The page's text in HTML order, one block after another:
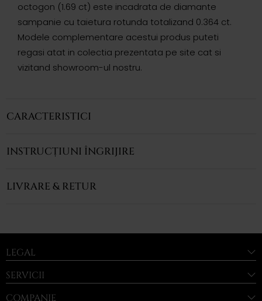
octogon (1.69 ct) este incadrata de diamante
sampanie cu taietura rotunda totalizand 0.364 ct.
Modele complementare acestui produs puteti
regasi atat in colectia prezentata pe site cat si
vizitand showroom-ul nostru.
CARACTERISTICI
INSTRUCȚIUNI ÎNGRIJIRE
LIVRARE & RETUR
LEGAL
SERVICII
COMPANIE